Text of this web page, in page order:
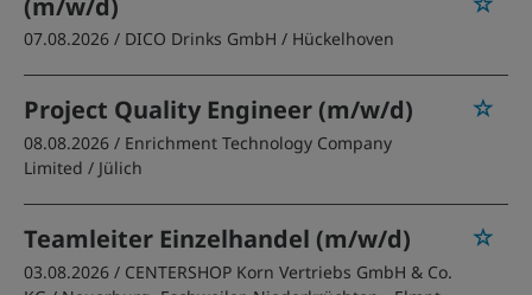
(m/w/d)
07.08.2026 / DICO Drinks GmbH / Hückelhoven
Project Quality Engineer (m/w/d)
08.08.2026 / Enrichment Technology Company
Limited / Jülich
Teamleiter Einzelhandel (m/w/d)
03.08.2026 / CENTERSHOP Korn Vertriebs GmbH & Co.